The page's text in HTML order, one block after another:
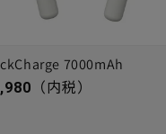
7000mAh
価格（内税）